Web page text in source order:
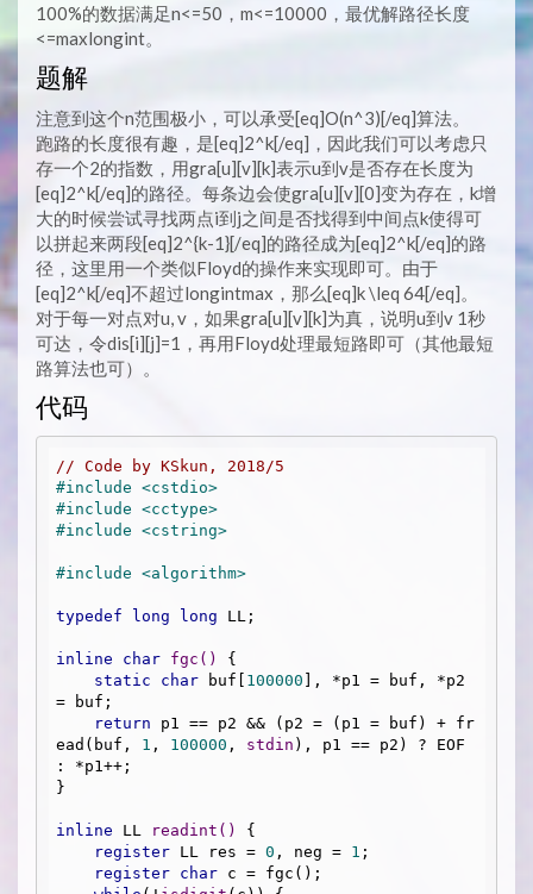
100%的数据满足n<=50，m<=10000，最优解路径长度
<=maxlongint。
题解
注意到这个n范围极小，可以承受[eq]O(n^3)[/eq]算法。
跑路的长度很有趣，是[eq]2^k[/eq]，因此我们可以考虑只
存一个2的指数，用gra[u][v][k]表示u到v是否存在长度为
[eq]2^k[/eq]的路径。每条边会使gra[u][v][0]变为存在，k增
大的时候尝试寻找两点i到j之间是否找得到中间点k使得可
以拼起来两段[eq]2^{k-1}[/eq]的路径成为[eq]2^k[/eq]的路
径，这里用一个类似Floyd的操作来实现即可。由于
[eq]2^k[/eq]不超过longintmax，那么[eq]k \leq 64[/eq]。
对于每一对点对u, v，如果gra[u][v][k]为真，说明u到v 1秒
可达，令dis[i][j]=1，再用Floyd处理最短路即可（其他最短
路算法也可）。
代码
// Code by KSkun, 2018/5
#include <cstdio>
#include <cctype>
#include <cstring>
#include <algorithm>
typedef long long LL;
inline char fgc ()
{
static
char buf[ 100000 ], *p1 = buf, *p2
= buf;
return p1 == p2 && (p2 = (p1 = buf) + fr
ead(buf, 1 , 100000 , stdin ), p1 == p2) ? EOF
: *p1++;
}
inline LL readint ()
{
register LL res = 0 , neg = 1 ;
register char c = fgc();